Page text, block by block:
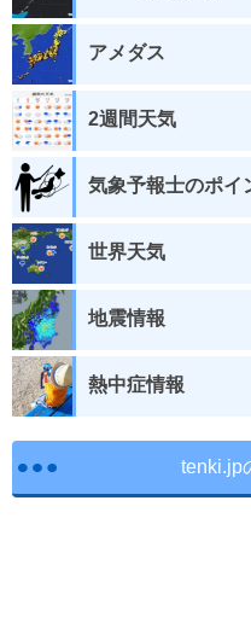
アメダス
2週間天気
気象予報士のポイ
世界天気
地震情報
熱中症情報
tenki.jp